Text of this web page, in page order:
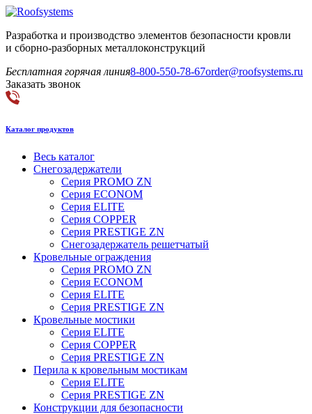
Разработка и производство элементов безопасности кровли
и сборно-разборных металлоконструкций
Бесплатная горячая линия8-800-550-78-67order@roofsystems.ru
Заказать звонок
Каталог продуктов
Весь каталог
Снегозадержатели
Серия PROMO ZN
Серия ECONOM
Серия ELITE
Серия COPPER
Серия PRESTIGE ZN
Снегозадержатель решетчатый
Кровельные ограждения
Серия PROMO ZN
Серия ECONOM
Серия ELITE
Серия PRESTIGE ZN
Кровельные мостики
Серия ELITE
Серия COPPER
Серия PRESTIGE ZN
Перила к кровельным мостикам
Серия ELITE
Серия PRESTIGE ZN
Конструкции для безопасности